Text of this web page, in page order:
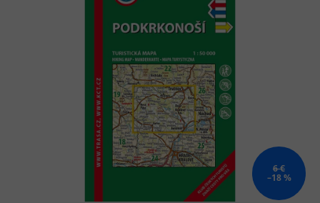
6 €
–18 %